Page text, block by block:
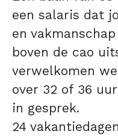
een salaris dat
en
boven de cao
verwelkomen
over 32 of 36
in gesprek.
24